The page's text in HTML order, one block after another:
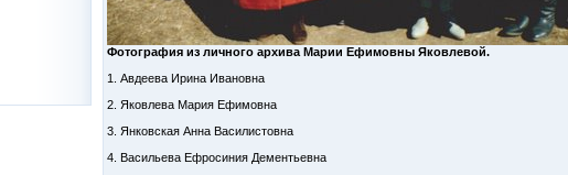
Фотография из личного архива Марии Ефимовны Яковлевой.
1. Авдеева Ирина Ивановна
2. Яковлева Мария Ефимовна
3. Янковская Анна Василистовна
4. Васильева Ефросиния Дементьевна